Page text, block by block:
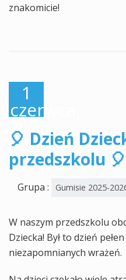
znakomicie!
1
czerwca,
2026
🎈 Dzień
przedszkolu 🎈
Grupa : Gumisie 2025-
W naszym przedszkolu
Dziecka! Był to dzień
niezapomnianych wrażeń.